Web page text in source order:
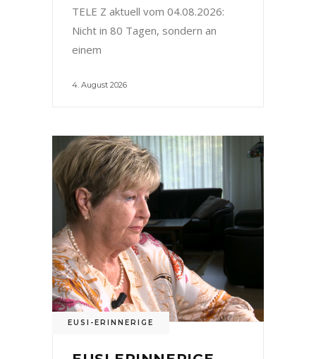
TELE Z aktuell vom 04.08.2026:
Nicht in 80 Tagen, sondern an
einem
4. August 2026
EUSI-ERINNERIGE